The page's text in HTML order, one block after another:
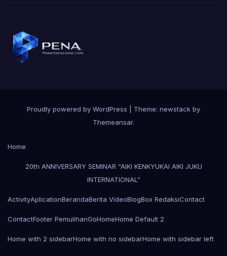
Proudly powered by WordPress
Theme: newstack by
Themeansar.
Home
20th ANNIVERSARY SEMINAR “AIKI KENKYUKAI AIKI JUKU
INTERNATIONAL”
ActivityAplicationBerandaBerita VideoBlogBox RedaksiContact
ContactFooter PemulihanGoHomeHome Default 2
Home with 2 sidebarHome with no sidebarHome with sidebar left